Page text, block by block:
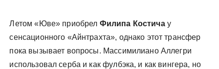
Летом «Юве» приобрел Филипа Костичау
сенсационного «Айнтрахта», однако этот трансфер
пока вызывает вопросы. Массимилиано Аллегри
использовал серба и как фулбэка, и как вингера, но